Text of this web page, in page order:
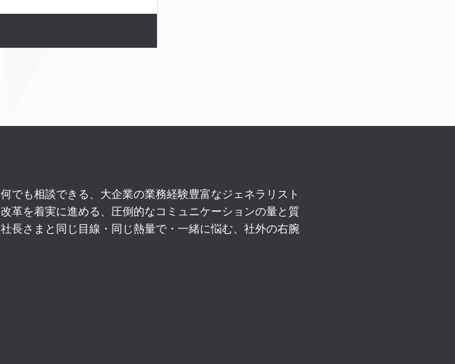
何でも相談できる、大企業の業務経験豊富なジェネラリスト
改革を着実に進める、圧倒的なコミュニケーションの量と質
社長さまと同じ目線・同じ熱量で・一緒に悩む、社外の右腕